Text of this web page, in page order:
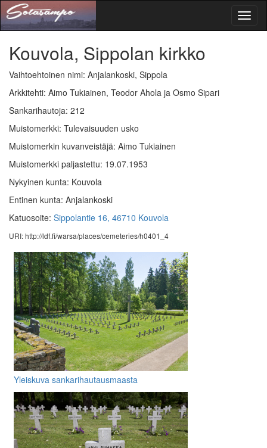
Kouvola, Sippolan kirkko
Vaihtoehtoinen nimi: Anjalankoski, Sippola
Arkkitehti: Aimo Tukiainen, Teodor Ahola ja Osmo Sipari
Sankarihautoja: 212
Muistomerkki: Tulevaisuuden usko
Muistomerkin kuvanveistäjä: Aimo Tukiainen
Muistomerkki paljastettu: 19.07.1953
Nykyinen kunta: Kouvola
Entinen kunta: Anjalankoski
Katuosoite: Sippolantie 16, 46710 Kouvola
URI: http://ldf.fi/warsa/places/cemeteries/h0401_4
Yleiskuva sankarihautausmaasta